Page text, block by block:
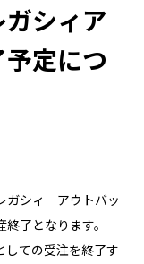
ガシィア
定につ
ガシィ アウトバッ
了となります。
しての受注を終了す